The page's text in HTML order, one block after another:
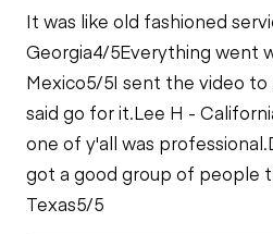
Limited Function
Check
It was like old fashioned
Georgia4/5Everything went
Mexico5/5I sent the video to
said go for it.Lee H -
one of y'all was professional.
got a good group of people
Texas5/5